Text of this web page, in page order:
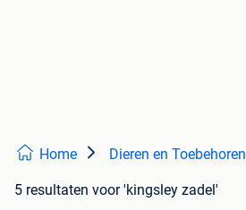
Home Dieren en Toebehoren
5 resultaten voor 'kingsley zadel'